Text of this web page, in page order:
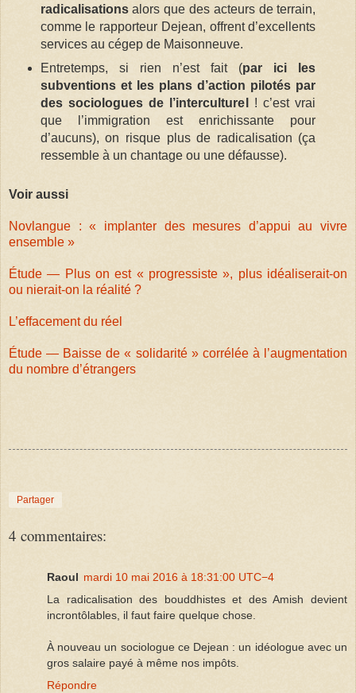
radicalisationsalors que des acteurs de terrain,
comme le rapporteur Dejean, offrent d’excellents
services au cégep de Maisonneuve.
Entretemps, si rien n’est fait (par ici les
subventions et les plans d’action pilotés par
des sociologues de l’interculturel
! c’est vrai
que l’immigration est enrichissante pour
d’aucuns), on risque plus de radicalisation (ça
ressemble à un chantage ou une défausse).
Voir aussi
Novlangue : « implanter des mesures d’appui au vivre
ensemble »
Étude — Plus on est « progressiste », plus idéaliserait-on
ou nierait-on la réalité ?
L’effacement du réel
Étude — Baisse de « solidarité » corrélée à l’augmentation
du nombre d’étrangers
Partager
4 commentaires:
Raoul mardi 10 mai 2016 à 18:31:00 UTC−4
La radicalisation des bouddhistes et des Amish devient
incrontôlables, il faut faire quelque chose.
À nouveau un sociologue ce Dejean : un idéologue avec un
gros salaire payé à même nos impôts.
Répondre